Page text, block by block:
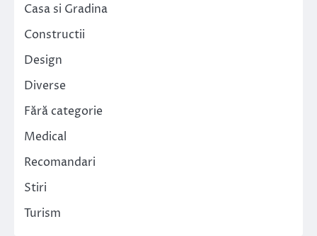
Casa si Gradina
Constructii
Design
Diverse
Fără categorie
Medical
Recomandari
Stiri
Turism